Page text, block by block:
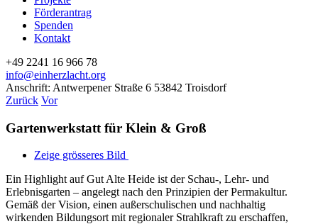
Förderantrag
Spenden
Kontakt
+49 2241 16 966 78
info@einherzlacht.org
Anschrift: Antwerpener Straße 6 53842 Troisdorf
Zurück Vor
Gartenwerkstatt für Klein & Groß
Zeige grösseres Bild
Ein Highlight auf Gut Alte Heide ist der Schau-, Lehr- und
Erlebnisgarten – angelegt nach den Prinzipien der Permakultur.
Gemäß der Vision, einen außerschulischen und nachhaltig
wirkenden Bildungsort mit regionaler Strahlkraft zu erschaffen,